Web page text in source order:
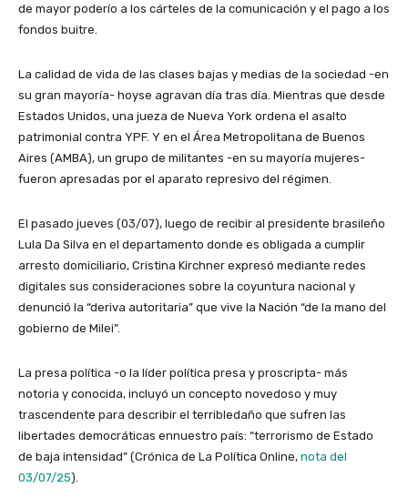
de mayor poderío a los cárteles de la comunicación y el pago a los
fondos buitre.
La calidad de vida de las clases bajas y medias de la sociedad -en
su gran mayoría- hoyse agravan día tras día. Mientras que desde
Estados Unidos, una jueza de Nueva York ordena el asalto
patrimonial contra YPF. Y en el Área Metropolitana de Buenos
Aires (AMBA), un grupo de militantes -en su mayoría mujeres-
fueron apresadas por el aparato represivo del régimen.
El pasado jueves (03/07), luego de recibir al presidente brasileño
Lula Da Silva en el departamento donde es obligada a cumplir
arresto domiciliario, Cristina Kirchner expresó mediante redes
digitales sus consideraciones sobre la coyuntura nacional y
denunció la “deriva autoritaria” que vive la Nación “de la mano del
gobierno de Milei”.
La presa política -o la líder política presa y proscripta- más
notoria y conocida, incluyó un concepto novedoso y muy
trascendente para describir el terribledaño que sufren las
libertades democráticas ennuestro país: “terrorismo de Estado
de baja intensidad” (Crónica de La Política Online, nota del
03/07/25).